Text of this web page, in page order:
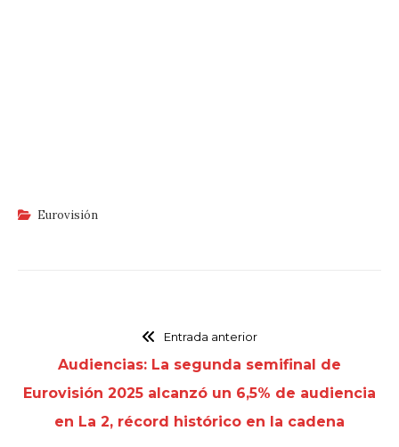
Eurovisión
Entrada anterior
Audiencias: La segunda semifinal de
Eurovisión 2025 alcanzó un 6,5% de audiencia
en La 2, récord histórico en la cadena